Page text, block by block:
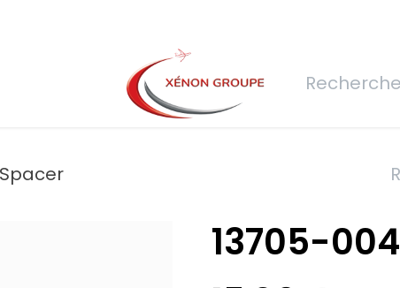
Demande de devis Connexion
13705-